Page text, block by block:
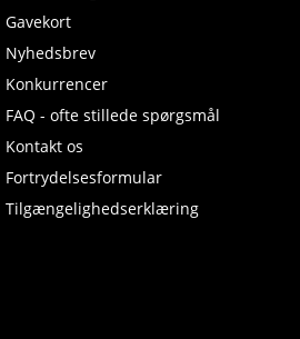
Gavekort
Nyhedsbrev
Konkurrencer
FAQ - ofte stillede spørgsmål
Kontakt os
Fortrydelsesformular
Tilgængelighedserklæring